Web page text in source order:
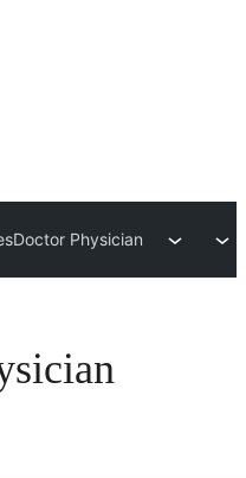
Doctor Physician